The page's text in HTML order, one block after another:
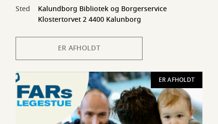
ER AFHOLDT
Sted
Kalundborg Bibliotek og Borgerservice
Klostertorvet 2 4400 Kalunborg
ER AFHOLDT